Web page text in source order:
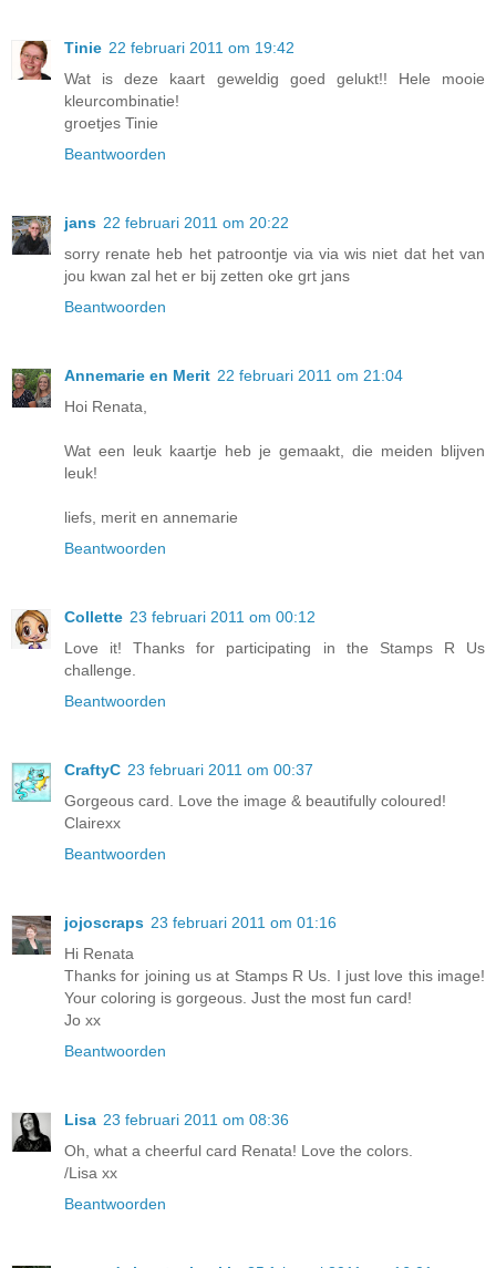
Tinie 22 februari 2011 om 19:42
Wat is deze kaart geweldig goed gelukt!! Hele mooie
kleurcombinatie!
groetjes Tinie
Beantwoorden
jans 22 februari 2011 om 20:22
sorry renate heb het patroontje via via wis niet dat het van
jou kwan zal het er bij zetten oke grt jans
Beantwoorden
Annemarie en Merit 22 februari 2011 om 21:04
Hoi Renata,
Wat een leuk kaartje heb je gemaakt, die meiden blijven
leuk!
liefs, merit en annemarie
Beantwoorden
Collette 23 februari 2011 om 00:12
Love it! Thanks for participating in the Stamps R Us
challenge.
Beantwoorden
CraftyC 23 februari 2011 om 00:37
Gorgeous card. Love the image & beautifully coloured!
Clairexx
Beantwoorden
jojoscraps 23 februari 2011 om 01:16
Hi Renata
Thanks for joining us at Stamps R Us. I just love this image!
Your coloring is gorgeous. Just the most fun card!
Jo xx
Beantwoorden
Lisa 23 februari 2011 om 08:36
Oh, what a cheerful card Renata! Love the colors.
/Lisa xx
Beantwoorden